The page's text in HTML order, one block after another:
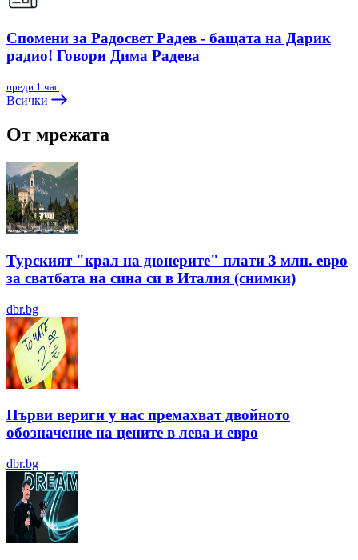
Спомени за Радосвет Радев - бащата на Дарик
радио! Говори Дима Радева
преди 1 час
Всички
От мрежата
Турският "крал на дюнерите" плати 3 млн. евро
за сватбата на сина си в Италия (снимки)
dbr.bg
Първи вериги у нас премахват двойното
обозначение на цените в лева и евро
dbr.bg